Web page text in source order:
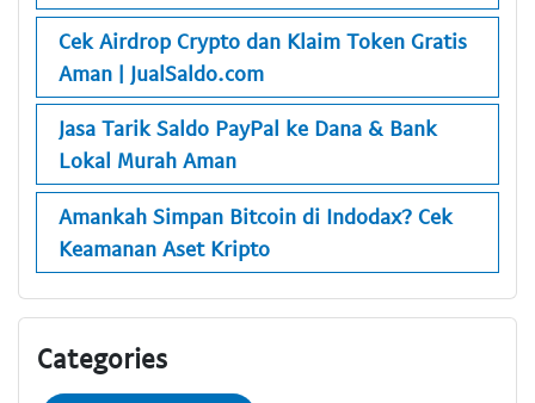
Cek Airdrop Crypto dan Klaim Token Gratis
Aman | JualSaldo.com
Jasa Tarik Saldo PayPal ke Dana & Bank
Lokal Murah Aman
Amankah Simpan Bitcoin di Indodax? Cek
Keamanan Aset Kripto
Categories